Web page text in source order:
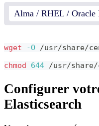
Alma / RHEL / Oracle
wget -O /usr/share/
chmod
644 /usr/
Configurer
Elasticsearch